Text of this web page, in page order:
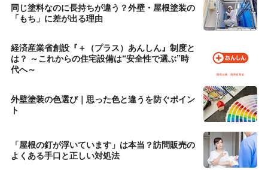
同じ塗料なのに長持ちが違う？外壁・屋根塗装の
「もち」に差が出る理由
経済産業省創設『＋（プラス）あんしん』制度と
は？ ～これからの住宅設備は“安全性で選ぶ”時
代へ～
外壁塗装の色選び｜思った色と違うを防ぐポイン
ト
「屋根の釘が浮いています」は本当？訪問販売の
よくある手口と正しい対処法